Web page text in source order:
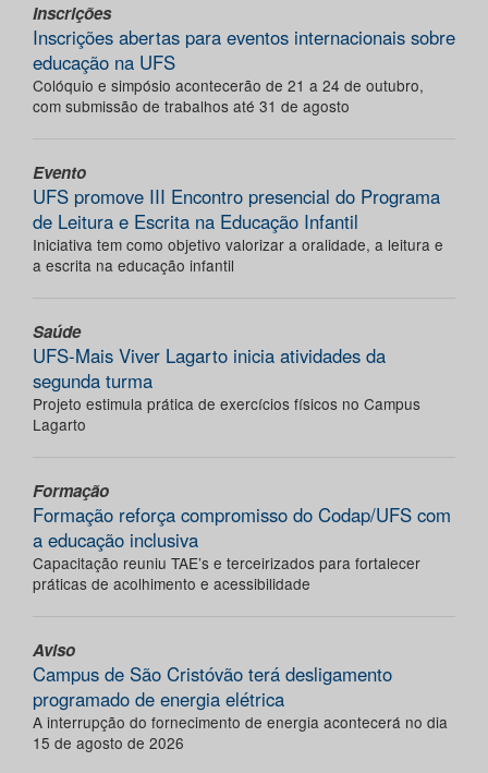
Inscrições
Inscrições abertas para eventos internacionais sobre
educação na UFS
Colóquio e simpósio acontecerão de 21 a 24 de outubro,
com submissão de trabalhos até 31 de agosto
Evento
UFS promove III Encontro presencial do Programa
de Leitura e Escrita na Educação Infantil
Iniciativa tem como objetivo valorizar a oralidade, a leitura e
a escrita na educação infantil
Saúde
UFS-Mais Viver Lagarto inicia atividades da
segunda turma
Projeto estimula prática de exercícios físicos no Campus
Lagarto
Formação
Formação reforça compromisso do Codap/UFS com
a educação inclusiva
Capacitação reuniu TAE’s e terceirizados para fortalecer
práticas de acolhimento e acessibilidade
Aviso
Campus de São Cristóvão terá desligamento
programado de energia elétrica
A interrupção do fornecimento de energia acontecerá no dia
15 de agosto de 2026